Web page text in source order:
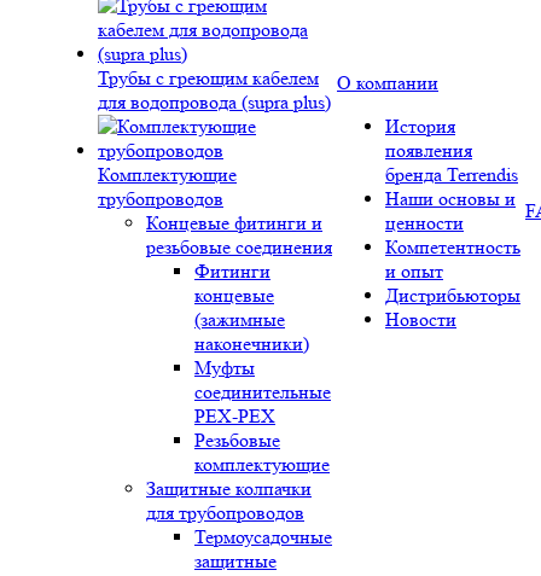
Трубы с греющим кабелем
для водопровода (supra plus)
Комплектующие
трубопроводов
Концевые фитинги и
резьбовые соединения
Фитинги
концевые
(зажимные
наконечники)
Муфты
соединительные
РЕХ-PEX
Резьбовые
комплектующие
Защитные колпачки
для трубопроводов
Термоусадочные
защитные
О компании
История
появления
бренда Terrendis
Наши основы и
ценности
Компетентность
и опыт
Дистрибьюторы
Новости